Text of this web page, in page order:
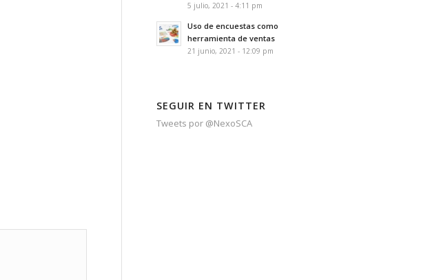
5 julio, 2021 - 4:11 pm
Uso de encuestas como
herramienta de ventas
21 junio, 2021 - 12:09 pm
SEGUIR EN TWITTER
Tweets por @NexoSCA